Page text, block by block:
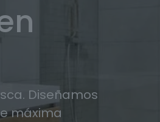
Diseñamos
máxima